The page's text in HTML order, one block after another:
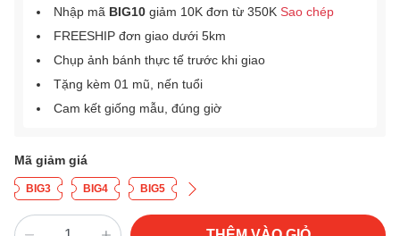
Nhập mã BIG10 giảm 10K đơn từ 350K Sao chép
FREESHIP đơn giao dưới 5km
Chụp ảnh bánh thực tế trước khi giao
Tặng kèm 01 mũ, nến tuổi
Cam kết giống mẫu, đúng giờ
Mã giảm giá
BIG3 BIG4 BIG5